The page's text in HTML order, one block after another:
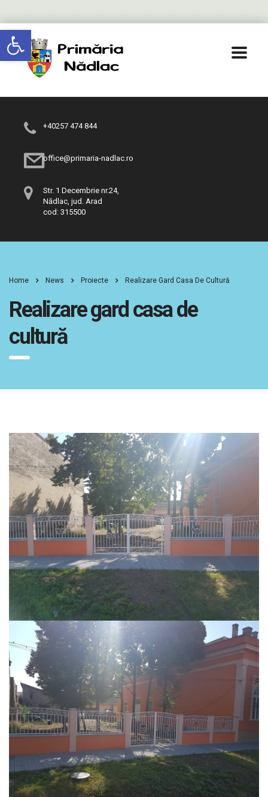
Deschide bara de unelte
+40257 474 844
office@primaria-nadlac.ro
Str. 1 Decembrie nr.24,
Nădlac, jud. Arad
cod: 315500
Home News Proiecte Realizare Gard Casa De Cultură
Realizare gard casa de
cultură